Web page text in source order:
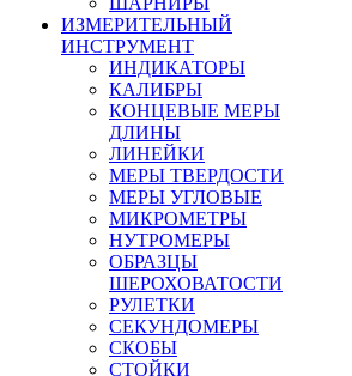
ИЗМЕРИТЕЛЬНЫЙ
ИНСТРУМЕНТ
ИНДИКАТОРЫ
КАЛИБРЫ
КОНЦЕВЫЕ МЕРЫ
ДЛИНЫ
ЛИНЕЙКИ
МЕРЫ ТВЕРДОСТИ
МЕРЫ УГЛОВЫЕ
МИКРОМЕТРЫ
НУТРОМЕРЫ
ОБРАЗЦЫ
ШЕРОХОВАТОСТИ
РУЛЕТКИ
СЕКУНДОМЕРЫ
СКОБЫ
СТОЙКИ